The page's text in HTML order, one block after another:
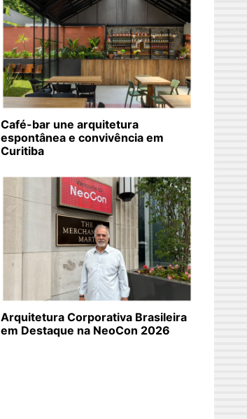
Café-bar une arquitetura
espontânea e convivência em
Curitiba
Arquitetura Corporativa Brasileira
em Destaque na NeoCon 2026